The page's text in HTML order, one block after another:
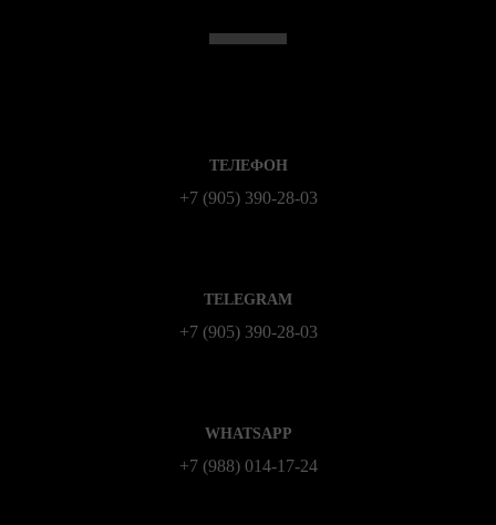
ТЕЛЕФОН
+7 (905) 390-28-03
TELEGRAM
+7 (905) 390-28-03
WHATSAPP
+7 (988) 014‑17‑24